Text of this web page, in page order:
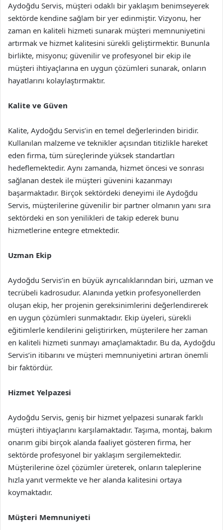
Aydoğdu Servis, müşteri odaklı bir yaklaşım benimseyerek
sektörde kendine sağlam bir yer edinmiştir. Vizyonu, her
zaman en kaliteli hizmeti sunarak müşteri memnuniyetini
artırmak ve hizmet kalitesini sürekli geliştirmektir. Bununla
birlikte, misyonu; güvenilir ve profesyonel bir ekip ile
müşteri ihtiyaçlarına en uygun çözümleri sunarak, onların
hayatlarını kolaylaştırmaktır.
Kalite ve Güven
Kalite, Aydoğdu Servis’in en temel değerlerinden biridir.
Kullanılan malzeme ve teknikler açısından titizlikle hareket
eden firma, tüm süreçlerinde yüksek standartları
hedeflemektedir. Aynı zamanda, hizmet öncesi ve sonrası
sağlanan destek ile müşteri güvenini kazanmayı
başarmaktadır. Birçok sektördeki deneyimi ile Aydoğdu
Servis, müşterilerine güvenilir bir partner olmanın yanı sıra
sektördeki en son yenilikleri de takip ederek bunu
hizmetlerine entegre etmektedir.
Uzman Ekip
Aydoğdu Servis’in en büyük ayrıcalıklarından biri, uzman ve
tecrübeli kadrosudur. Alanında yetkin profesyonellerden
oluşan ekip, her projenin gereksinimlerini değerlendirerek
en uygun çözümleri sunmaktadır. Ekip üyeleri, sürekli
eğitimlerle kendilerini geliştirirken, müşterilere her zaman
en kaliteli hizmeti sunmayı amaçlamaktadır. Bu da, Aydoğdu
Servis’in itibarını ve müşteri memnuniyetini artıran önemli
bir faktördür.
Hizmet Yelpazesi
Aydoğdu Servis, geniş bir hizmet yelpazesi sunarak farklı
müşteri ihtiyaçlarını karşılamaktadır. Taşıma, montaj, bakım
onarım gibi birçok alanda faaliyet gösteren firma, her
sektörde profesyonel bir yaklaşım sergilemektedir.
Müşterilerine özel çözümler üreterek, onların taleplerine
hızla yanıt vermekte ve her alanda kalitesini ortaya
koymaktadır.
Müşteri Memnuniyeti